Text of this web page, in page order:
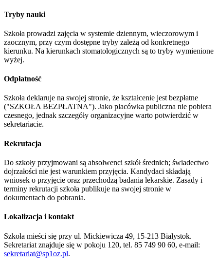
Tryby nauki
Szkoła prowadzi zajęcia w systemie dziennym, wieczorowym i
zaocznym, przy czym dostępne tryby zależą od konkretnego
kierunku. Na kierunkach stomatologicznych są to tryby wymienione
wyżej.
Odpłatność
Szkoła deklaruje na swojej stronie, że kształcenie jest bezpłatne
("SZKOŁA BEZPŁATNA"). Jako placówka publiczna nie pobiera
czesnego, jednak szczegóły organizacyjne warto potwierdzić w
sekretariacie.
Rekrutacja
Do szkoły przyjmowani są absolwenci szkół średnich; świadectwo
dojrzałości nie jest warunkiem przyjęcia. Kandydaci składają
wniosek o przyjęcie oraz przechodzą badania lekarskie. Zasady i
terminy rekrutacji szkoła publikuje na swojej stronie w
dokumentach do pobrania.
Lokalizacja i kontakt
Szkoła mieści się przy ul. Mickiewicza 49, 15-213 Białystok.
Sekretariat znajduje się w pokoju 120, tel. 85 749 90 60, e-mail:
sekretariat@sp1oz.pl.